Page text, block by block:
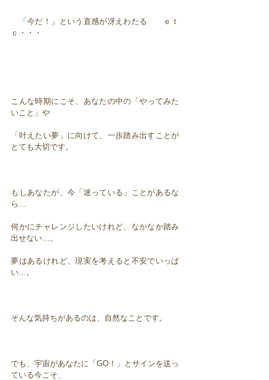
「今だ！」という直感が冴えわたる ｅｔ
ｃ・・・
こんな時期にこそ、あなたの中の「やってみた
いこと」や
「叶えたい夢」に向けて、一歩踏み出すことが
とても大切です。
もしあなたが、今「迷っている」ことがあるな
ら…
何かにチャレンジしたいけれど、なかなか踏み
出せない…。
夢はあるけれど、現実を考えると不安でいっぱ
い…。
そんな気持ちがあるのは、自然なことです。
でも、宇宙があなたに「GO！」とサインを送っ
ている今こそ、